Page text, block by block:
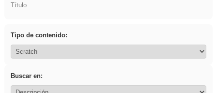
Título
Tipo de contenido:
Buscar en: